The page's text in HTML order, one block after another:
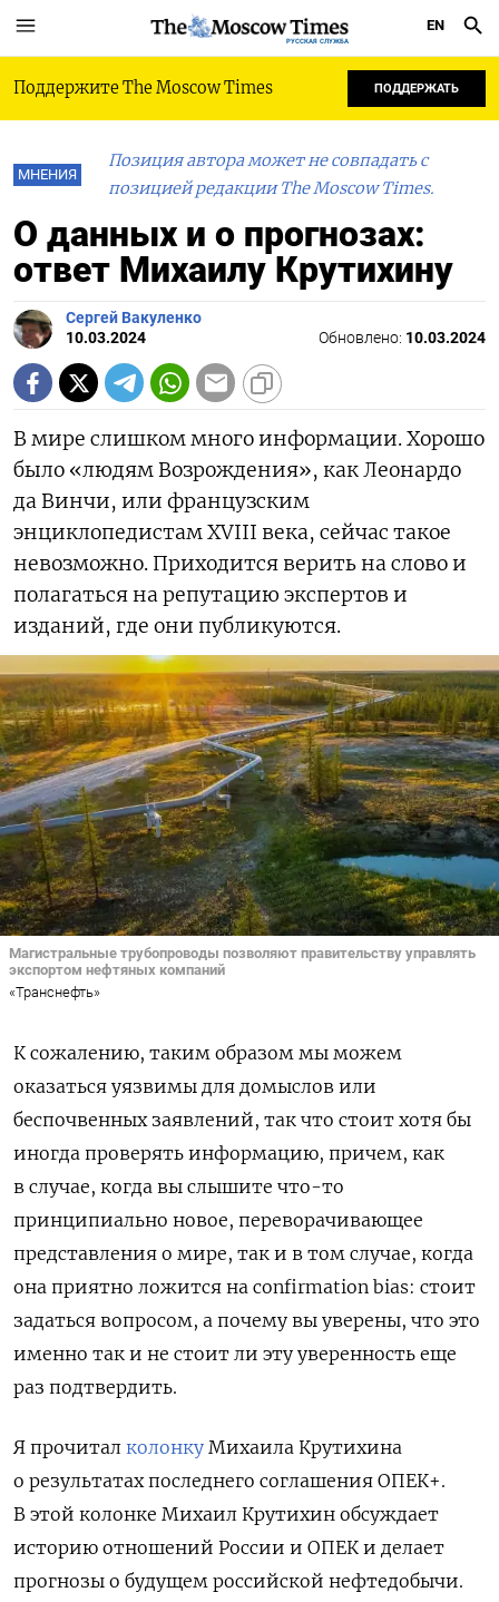
РУССКАЯ СЛУЖБА
EN
Поддержите The Moscow Times ПОДДЕРЖАТЬ
МНЕНИЯ
Позиция автора может не совпадать с
позицией редакции The Moscow Times.
О данных и о прогнозах:
ответ Михаилу Крутихину
Сергей Вакуленко
10.03.2024
Обновлено: 10.03.2024
В мире слишком много информации. Хорошо
было «людям Возрождения», как Леонардо
да Винчи, или французским
энциклопедистам XVIII века, сейчас такое
невозможно. Приходится верить на слово и
полагаться на репутацию экспертов и
изданий, где они публикуются.
Магистральные трубопроводы позволяют правительству управлять
экспортом нефтяных компаний
«Транснефть»
К сожалению, таким образом мы можем
оказаться уязвимы для домыслов или
беспочвенных заявлений, так что стоит хотя бы
иногда проверять информацию, причем, как
в случае, когда вы слышите что-то
принципиально новое, переворачивающее
представления о мире, так и в том случае, когда
она приятно ложится на confirmation bias: стоит
задаться вопросом, а почему вы уверены, что это
именно так и не стоит ли эту уверенность еще
раз подтвердить.
Я прочитал колонку Михаила Крутихина
о результатах последнего соглашения ОПЕК+.
В этой колонке Михаил Крутихин обсуждает
историю отношений России и ОПЕК и делает
прогнозы о будущем российской нефтедобычи.